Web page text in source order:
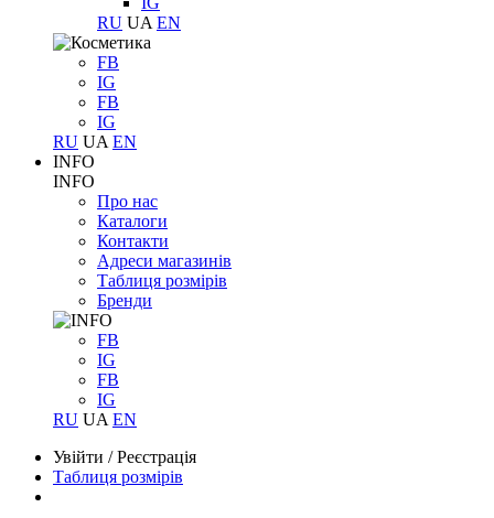
RU UA EN
FB
IG
FB
IG
RU UA EN
INFO
INFO
Про нас
Каталоги
Контакти
Адреси магазинів
Таблиця розмірів
Бренди
FB
IG
FB
IG
RU UA EN
Увійти /Реєстрація
Таблиця розмірів